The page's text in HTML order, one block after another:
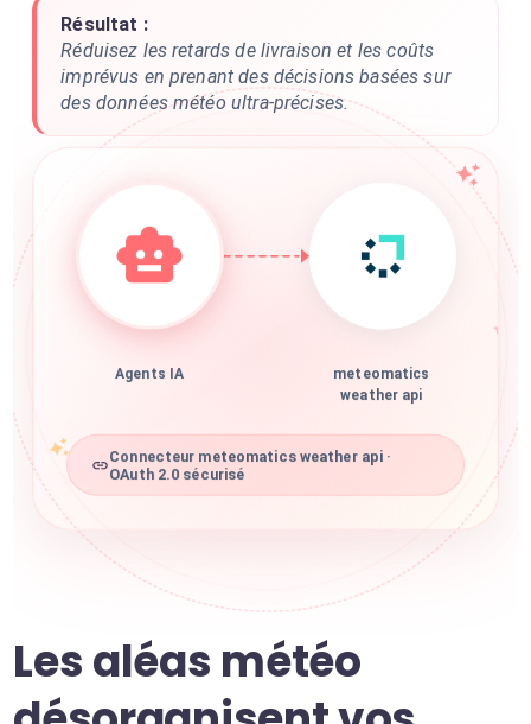
Résultat :
Réduisez les retards de livraison et les coûts
imprévus en prenant des décisions basées sur
des données météo ultra-précises.
Agents IA
meteomatics
weather api
Connecteur meteomatics weather api ·
OAuth 2.0 sécurisé
Les aléas météo